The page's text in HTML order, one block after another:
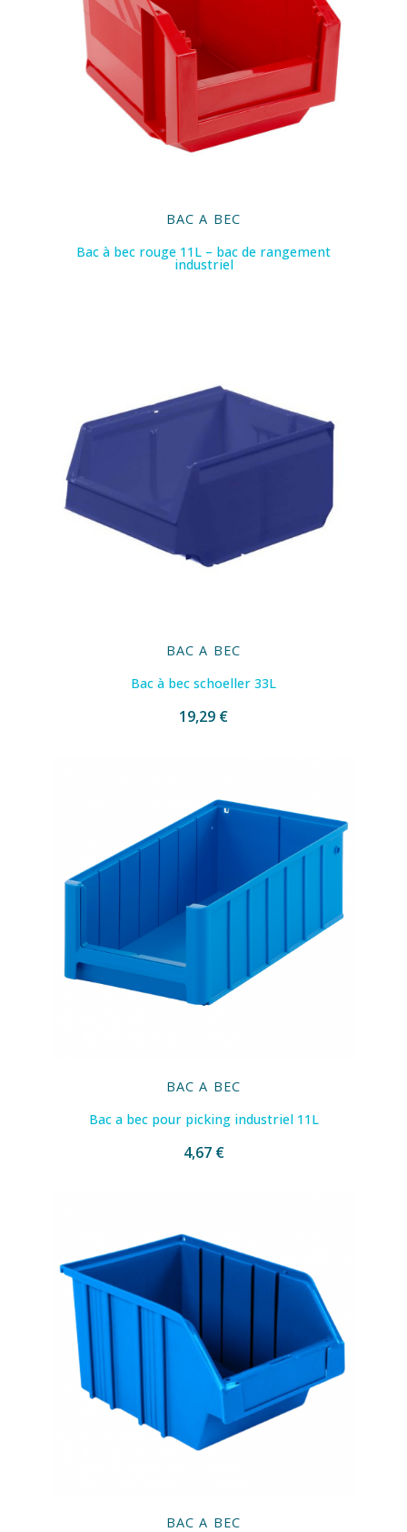
BAC A BEC
Bac à bec rouge 11L – bac de rangement
industriel
BAC A BEC
Bac à bec schoeller 33L
19,29 €
BAC A BEC
Bac a bec pour picking industriel 11L
4,67 €
BAC A BEC